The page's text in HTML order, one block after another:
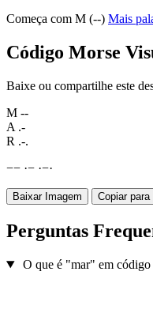
Começa com M (--) Mais
Código Morse
Baixe ou compartilhe este
M --
A .-
R .-.
−− ·− ·−·
Baixar Imagem Copiar
Perguntas
O que é "mar" em código